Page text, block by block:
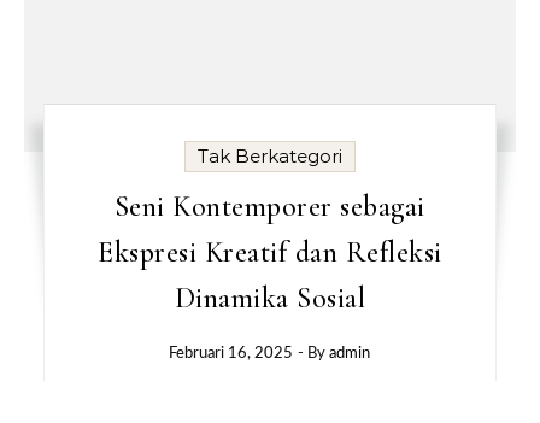
Tak Berkategori
Seni Kontemporer sebagai
Ekspresi Kreatif dan Refleksi
Dinamika Sosial
Februari 16, 2025 - Byadmin